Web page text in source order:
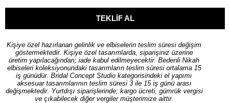
Kişiye özel hazırlanan gelinlik ve elbiselerin teslim süresi değişim
göstermektedir. Kişiye özel tasarımlarda, siparişiniz üzerine
üretim yapılacağından; iade kabul edilmeyecektir. Bedenli Nikah
elbiseleri koleksiyonundaki tasarımların teslim süresi ortalama 15
iş günüdür. Bridal Concept Studio kategorisindeki el yapımı
aksesuar tasarımlarının teslim süresi 3 ile 15 iş günü arası
değişmektedir. Yurtdışı siparişlerinde; kargo ücreti, gümrük vergisi
ve çıkabilecek diğer vergiler müşterimize aittir.